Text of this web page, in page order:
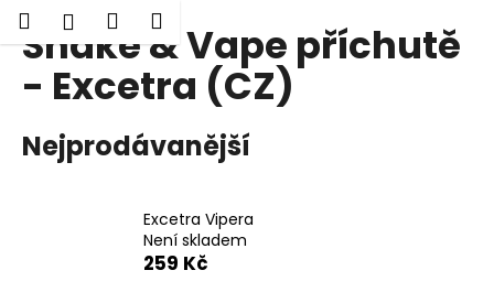
Přejít
HledatPřihlášení
Nákupní
košík
Shake & Vape příchutě
- Excetra (CZ)
Nejprodávanější
Excetra Vipera
Není skladem
259 Kč
o Zpět
Zpět
o